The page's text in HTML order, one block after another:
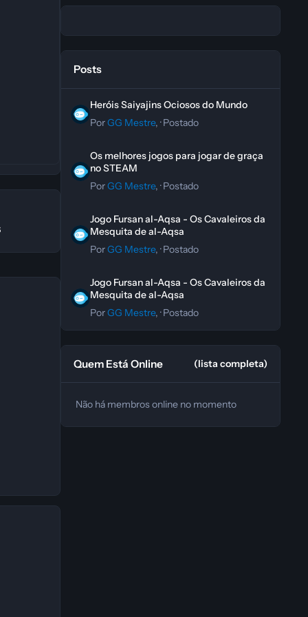
Posts
Heróis Saiyajins Ociosos do Mundo
PorGG Mestre, ·Postado
Os melhores jogos para jogar de graça
no STEAM
PorGG Mestre, ·Postado
Jogo Fursan al-Aqsa - Os Cavaleiros da
Mesquita de al-Aqsa
PorGG Mestre, ·Postado
Jogo Fursan al-Aqsa - Os Cavaleiros da
Mesquita de al-Aqsa
PorGG Mestre, ·Postado
Quem Está Online (lista completa)
Não há membros online no momento